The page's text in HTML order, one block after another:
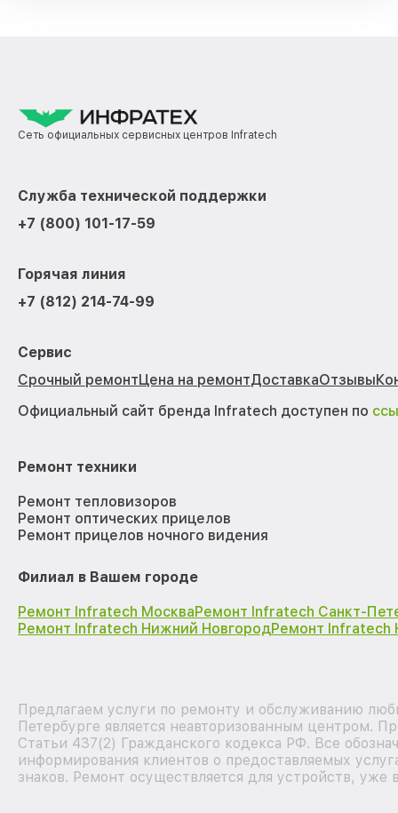
Сеть официальных сервисных центров Infratech
Служба технической поддержки
+7 (800) 101-17-59
Горячая линия
+7 (812) 214-74-99
Сервис
Срочный ремонтЦена на ремонтДоставкаОтзывы
Официальный сайт бренда Infratech доступен по
Ремонт техники
Ремонт тепловизоров
Ремонт оптических прицелов
Ремонт прицелов ночного видения
Филиал в Вашем городе
Ремонт Infratech МоскваРемонт Infratech Санкт-
Ремонт Infratech Нижний НовгородРемонт Infratech
Предлагаем услуги по ремонту и обслуживанию
Петербурге является неавторизованным центром.
Статьи 437(2) Гражданского кодекса РФ. Все
информирования клиентов о предоставляемых
знаков. Ремонт осуществляется для устройств,